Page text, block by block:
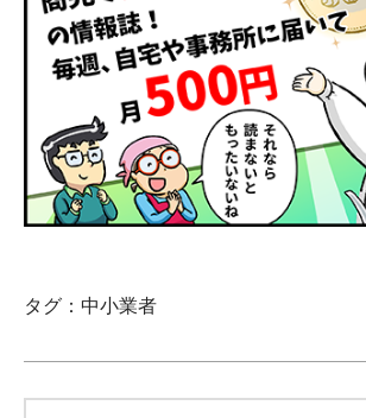
タグ： 中小業者